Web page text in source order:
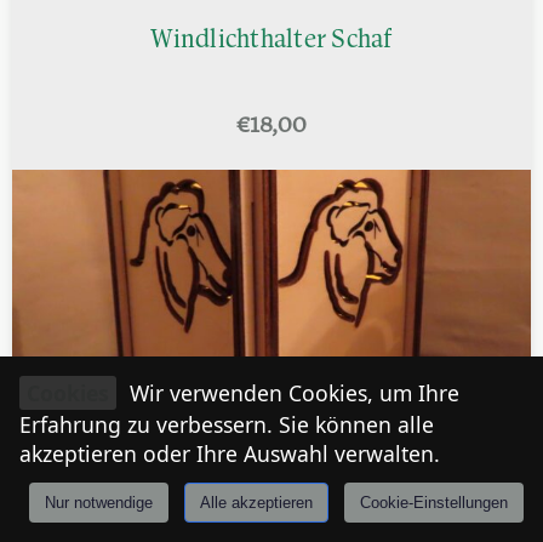
Windlichthalter Schaf
€18,00
Windlicht - Schaf
Anmelden Tiroler
Wir verwenden Cookies, um Ihre
Erfahrung zu verbessern. Sie können alle
akzeptieren oder Ihre Auswahl verwalten.
Nur notwendige Alle akzeptieren Cookie-Einstellungen